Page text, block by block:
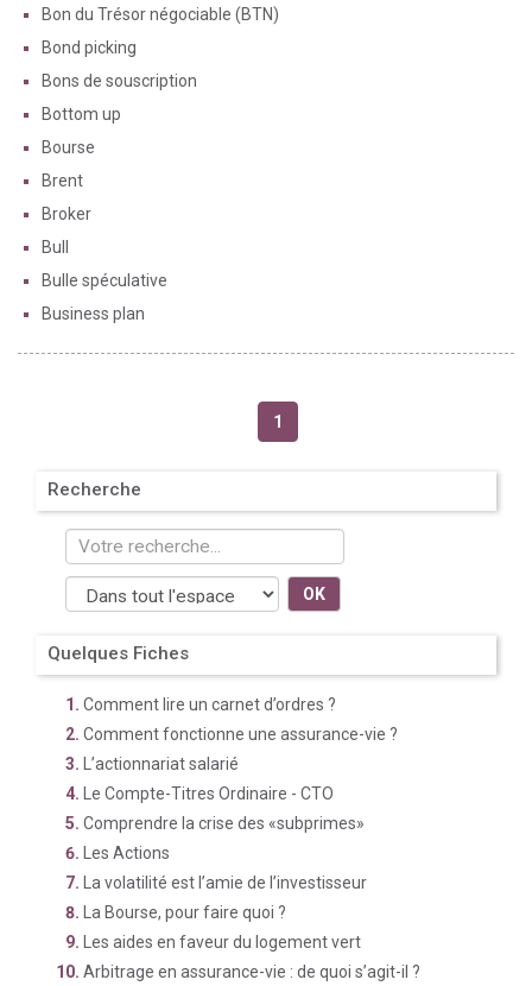
Bon du Trésor négociable (BTN)
Bond picking
Bons de souscription
Bottom up
Bourse
Brent
Broker
Bull
Bulle spéculative
Business plan
1
Recherche
OK
Quelques Fiches
Comment lire un carnet d’ordres ?
Comment fonctionne une assurance-vie ?
L’actionnariat salarié
Le Compte-Titres Ordinaire - CTO
Comprendre la crise des «subprimes»
Les Actions
La volatilité est l’amie de l’investisseur
La Bourse, pour faire quoi ?
Les aides en faveur du logement vert
Arbitrage en assurance-vie : de quoi s’agit-il ?